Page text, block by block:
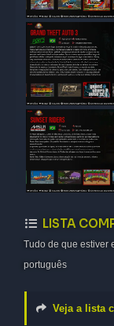
LISTA
Tudo de que estiver
português
Veja a lista